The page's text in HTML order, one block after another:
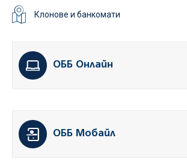
Клонове и банкомати
ОББ Онлайн
ОББ Мобайл